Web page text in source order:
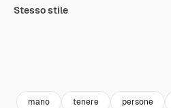
Stesso stile
mano tenere persone